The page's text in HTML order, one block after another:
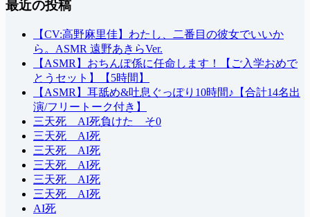
果
最近の投稿
【CV:高野麻里佳】わたし、二番目の彼女でいいか
ら。ASMR 遠野あきらVer.
【ASMR】おちんぽ係に任命します！【ご入学おめで
とうセット】【5時間】
【ASMR】耳舐め&吐息ぐっぽり10時間♪【合計14名出
演/フリートーク付き】
三天死 AI死負けた そ0
三天死 AI死
三天死 AI死
三天死 AI死
三天死 AI死
三天死 AI死
AI死